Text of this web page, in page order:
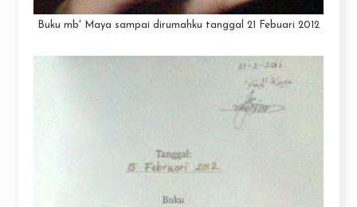
Buku mb' Maya sampai dirumahku tanggal 21 Febuari 2012